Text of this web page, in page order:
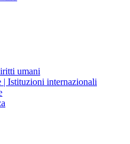
umani
| Istituzioni internazionali